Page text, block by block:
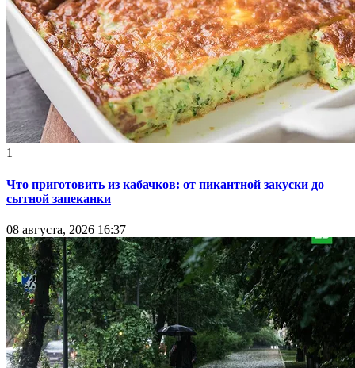
1
Что приготовить из кабачков: от пикантной закуски до
сытной запеканки
08 августа, 2026 16:37